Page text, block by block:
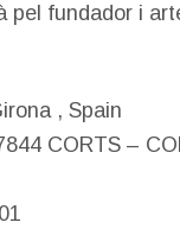
pel fundador i
, Spain
CORTS –